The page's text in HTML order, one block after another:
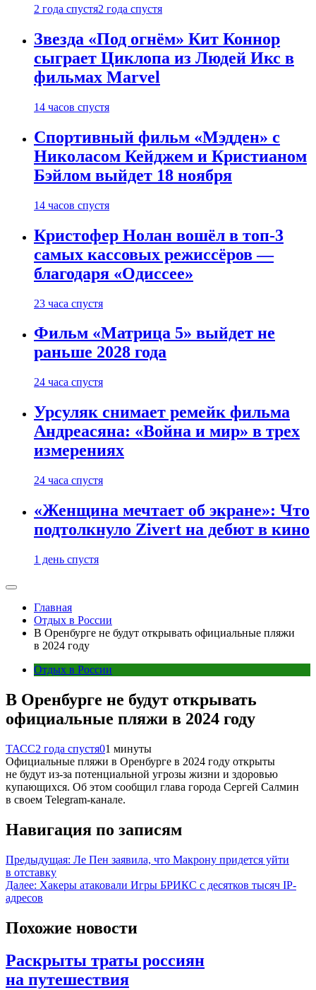
2 года спустя2 года спустя
Звезда «Под огнём» Кит Коннор
сыграет Циклопа из Людей Икс в
фильмах Marvel
14 часов спустя
Спортивный фильм «Мэдден» с
Николасом Кейджем и Кристианом
Бэйлом выйдет 18 ноября
14 часов спустя
Кристофер Нолан вошёл в топ-3
самых кассовых режиссёров —
благодаря «Одиссее»
23 часа спустя
Фильм «Матрица 5» выйдет не
раньше 2028 года
24 часа спустя
Урсуляк снимает ремейк фильма
Андреасяна: «Война и мир» в трех
измерениях
24 часа спустя
«Женщина мечтает об экране»: Что
подтолкнуло Zivert на дебют в кино
1 день спустя
Главная
Отдых в России
В Оренбурге не будут открывать официальные пляжи
в 2024 году
Отдых в России
В Оренбурге не будут открывать
официальные пляжи в 2024 году
ТАСС2 года спустя01 минуты
Официальные пляжи в Оренбурге в 2024 году открыты
не будут из-за потенциальной угрозы жизни и здоровью
купающихся. Об этом сообщил глава города Сергей Салмин
в своем Telegram-канале.
Навигация по записям
Предыдущая: Ле Пен заявила, что Макрону придется уйти
в отставку
Далее: Хакеры атаковали Игры БРИКС с десятков тысяч IP-
адресов
Похожие новости
Раскрыты траты россиян
на путешествия